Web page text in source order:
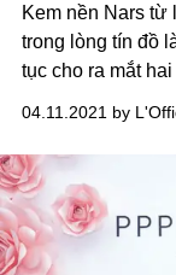
Kem nền Nars từ
trong lòng tín đồ
tục cho ra mắt
04.11.2021 by